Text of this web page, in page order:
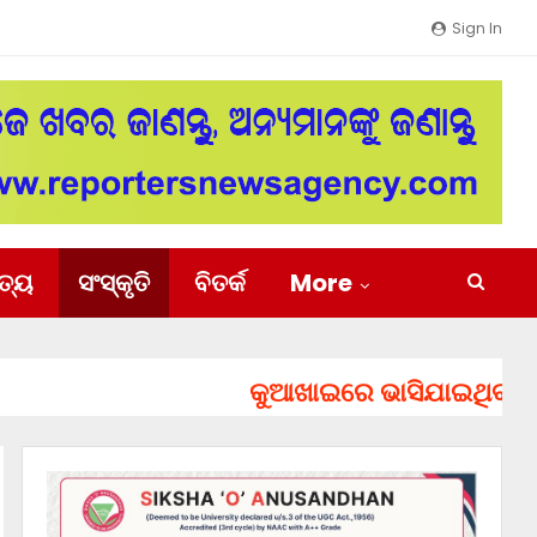
Sign In
ସଂସ୍କୃତି ବିତର୍କ More
କୁଆଖାଇରେ ଭାସିଯାଇଥିବା ୨